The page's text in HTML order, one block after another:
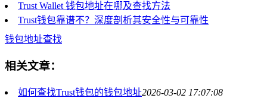
Trust Wallet 钱包地址在哪及查找方法
Trust钱包靠谱不？深度剖析其安全性与可靠性
钱包地址查找
相关文章：
如何查找Trust钱包的钱包地址2026-03-02 17:07:08